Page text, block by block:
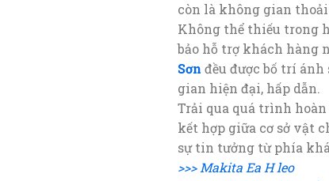
còn là không gian
Không thể thiếu trong
bảo hỗ trợ khách hàng
Sơn đều được bố trí
gian hiện đại, hấp dẫn.
Trải qua quá trình
kết hợp giữa cơ sở vật
sự tin tưởng từ phía
>>> Makita Ea H leo